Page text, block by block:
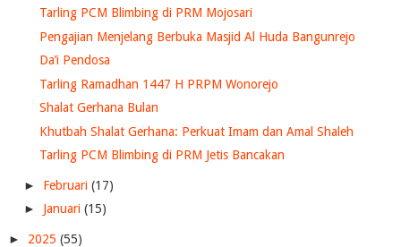
Tarling PCM Blimbing di PRM Mojosari
Pengajian Menjelang Berbuka Masjid Al Huda Bangunrejo
Da’i Pendosa
Tarling Ramadhan 1447 H PRPM Wonorejo
Shalat Gerhana Bulan
Khutbah Shalat Gerhana: Perkuat Imam dan Amal Shaleh
Tarling PCM Blimbing di PRM Jetis Bancakan
► Februari (17)
► Januari (15)
► 2025 (55)